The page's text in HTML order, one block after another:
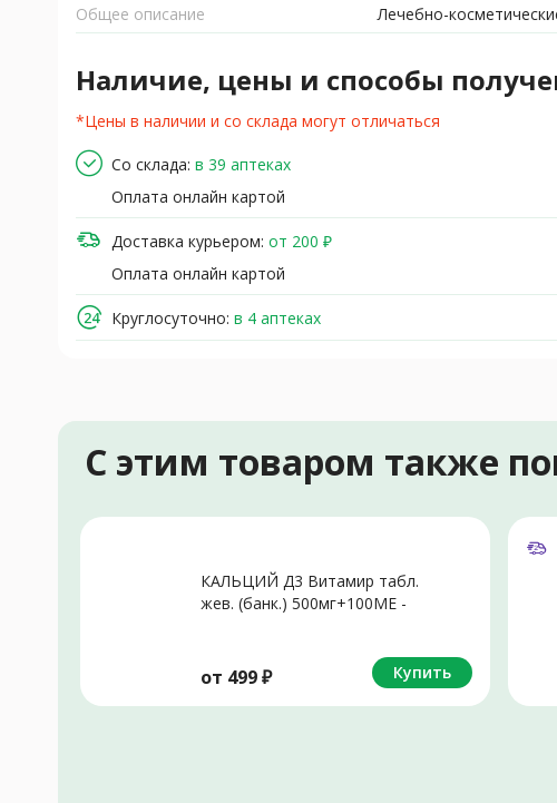
Общее описание Лечебно-
Наличие, цены и способы
*Цены в наличии и со склада могут отличаться
Со склада: в 39 аптеках
Оплата онлайн картой
Доставка курьером: от 200 ₽
Оплата онлайн картой
Круглосуточно: в 4 аптеках
С этим товаром также
КАЛЬЦИЙ Д3 Витамир табл.
жев. (банк.) 500мг+100МЕ -
от 499₽ Купить